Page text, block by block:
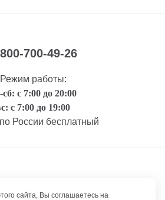
700-49-26
Режим работы:
сб: с 7:00 до 20:00
с 7:00 до 19:00
России бесплатный
сайта, Вы соглашаетесь на